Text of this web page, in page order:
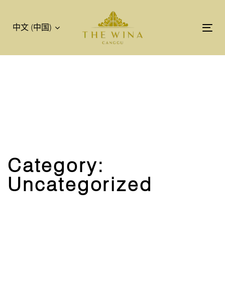
航
中文 (中国)
Category:
Uncategorized